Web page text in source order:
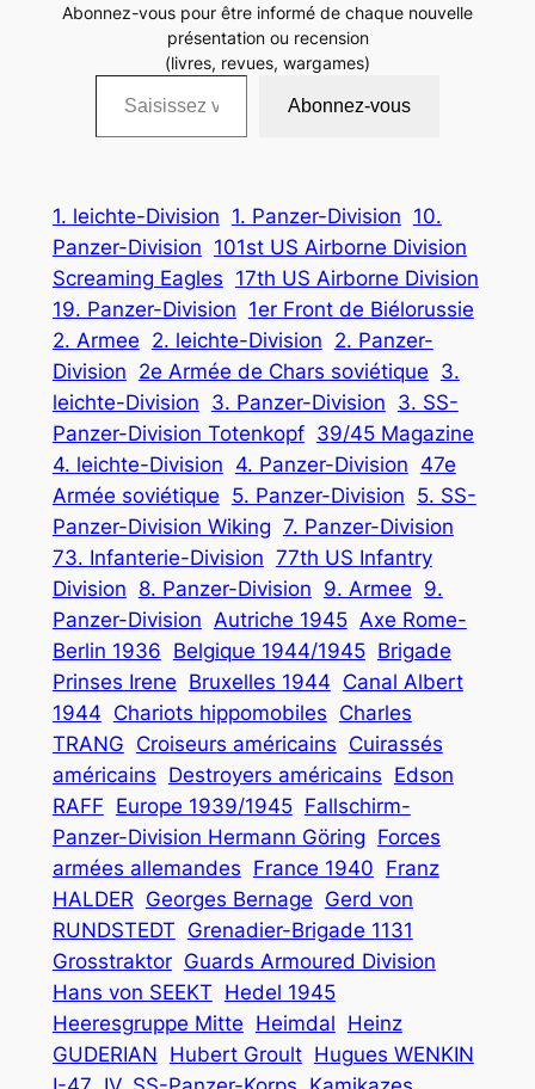
Abonnez-vous pour être informé de chaque nouvelle
présentation ou recension
(livres, revues, wargames)
Saisissez votre adresse e-mail…
Abonnez-vous
1. leichte-Division 1. Panzer-Division 10.
Panzer-Division 101st US Airborne Division
Screaming Eagles 17th US Airborne Division
19. Panzer-Division 1er Front de Biélorussie
2. Armee 2. leichte-Division 2. Panzer-
Division 2e Armée de Chars soviétique 3.
leichte-Division 3. Panzer-Division 3. SS-
Panzer-Division Totenkopf 39/45 Magazine
4. leichte-Division 4. Panzer-Division 47e
Armée soviétique 5. Panzer-Division 5. SS-
Panzer-Division Wiking 7. Panzer-Division
73. Infanterie-Division 77th US Infantry
Division 8. Panzer-Division 9. Armee 9.
Panzer-Division Autriche 1945 Axe Rome-
Berlin 1936 Belgique 1944/1945 Brigade
Prinses Irene Bruxelles 1944 Canal Albert
1944 Chariots hippomobiles Charles
TRANG Croiseurs américains Cuirassés
américains Destroyers américains Edson
RAFF Europe 1939/1945 Fallschirm-
Panzer-Division Hermann Göring Forces
armées allemandes France 1940 Franz
HALDER Georges Bernage Gerd von
RUNDSTEDT Grenadier-Brigade 1131
Grosstraktor Guards Armoured Division
Hans von SEEKT Hedel 1945
Heeresgruppe Mitte Heimdal Heinz
GUDERIAN Hubert Groult Hugues WENKIN